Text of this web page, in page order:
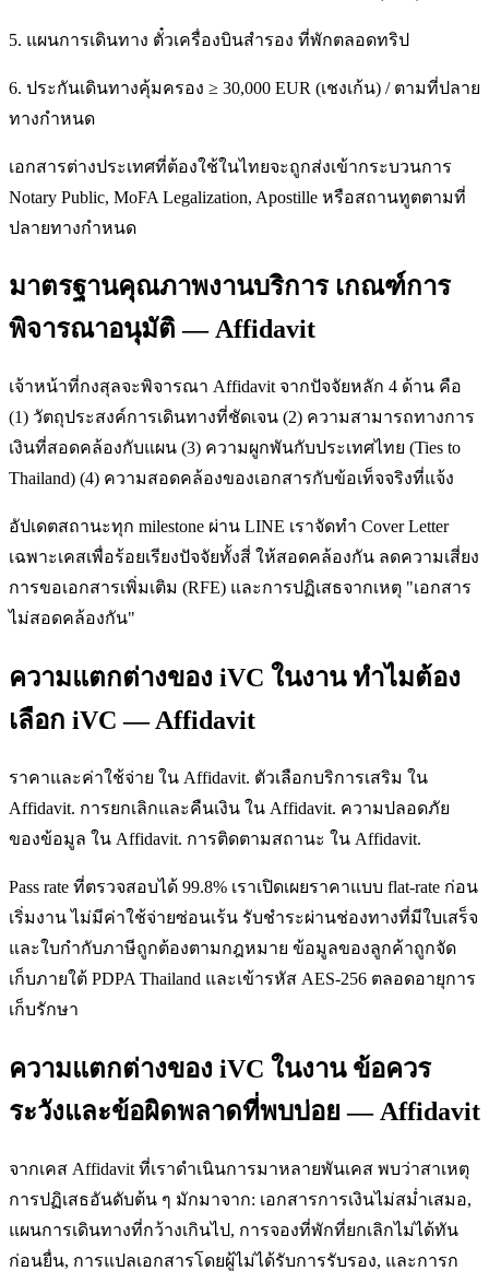
5. แผนการเดินทาง ตั๋วเครื่องบินสำรอง ที่พักตลอดทริป
6. ประกันเดินทางคุ้มครอง ≥ 30,000 EUR (เชงเก้น) / ตามที่ปลาย
ทางกำหนด
เอกสารต่างประเทศที่ต้องใช้ในไทยจะถูกส่งเข้ากระบวนการ
Notary Public, MoFA Legalization, Apostille หรือสถานทูตตามที่
ปลายทางกำหนด
มาตรฐานคุณภาพงานบริการ เกณฑ์การ
พิจารณาอนุมัติ — Affidavit
เจ้าหน้าที่กงสุลจะพิจารณา Affidavit จากปัจจัยหลัก 4 ด้าน คือ
(1) วัตถุประสงค์การเดินทางที่ชัดเจน (2) ความสามารถทางการ
เงินที่สอดคล้องกับแผน (3) ความผูกพันกับประเทศไทย (Ties to
Thailand) (4) ความสอดคล้องของเอกสารกับข้อเท็จจริงที่แจ้ง
อัปเดตสถานะทุก milestone ผ่าน LINE เราจัดทำ Cover Letter
เฉพาะเคสเพื่อร้อยเรียงปัจจัยทั้งสี่ ให้สอดคล้องกัน ลดความเสี่ยง
การขอเอกสารเพิ่มเติม (RFE) และการปฏิเสธจากเหตุ "เอกสาร
ไม่สอดคล้องกัน"
ความแตกต่างของ iVC ในงาน ทำไมต้อง
เลือก iVC — Affidavit
ราคาและค่าใช้จ่าย ใน Affidavit. ตัวเลือกบริการเสริม ใน
Affidavit. การยกเลิกและคืนเงิน ใน Affidavit. ความปลอดภัย
ของข้อมูล ใน Affidavit. การติดตามสถานะ ใน Affidavit.
Pass rate ที่ตรวจสอบได้ 99.8% เราเปิดเผยราคาแบบ flat-rate ก่อน
เริ่มงาน ไม่มีค่าใช้จ่ายซ่อนเร้น รับชำระผ่านช่องทางที่มีใบเสร็จ
และใบกำกับภาษีถูกต้องตามกฎหมาย ข้อมูลของลูกค้าถูกจัด
เก็บภายใต้ PDPA Thailand และเข้ารหัส AES-256 ตลอดอายุการ
เก็บรักษา
ความแตกต่างของ iVC ในงาน ข้อควร
ระวังและข้อผิดพลาดที่พบบ่อย — Affidavit
จากเคส Affidavit ที่เราดำเนินการมาหลายพันเคส พบว่าสาเหตุ
การปฏิเสธอันดับต้น ๆ มักมาจาก: เอกสารการเงินไม่สม่ำเสมอ,
แผนการเดินทางที่กว้างเกินไป, การจองที่พักที่ยกเลิกไม่ได้ทัน
ก่อนยื่น, การแปลเอกสารโดยผู้ไม่ได้รับการรับรอง, และการก